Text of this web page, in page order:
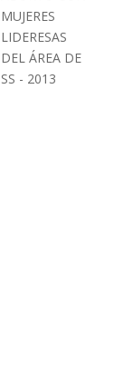
MUJERES
LIDERESAS
DEL ÁREA DE
SS - 2013